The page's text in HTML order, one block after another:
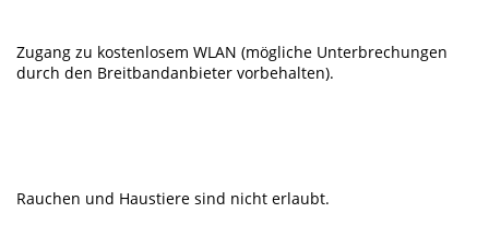
Zugang zu kostenlosem WLAN (mögliche Unterbrechungen
durch den Breitbandanbieter vorbehalten).
Rauchen und Haustiere sind nicht erlaubt.